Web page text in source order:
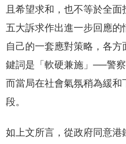
且希望求和，也不等於全
五大訴求作出進一步回應
自己的一套應對策略，各
鍵詞是「軟硬兼施」──警
而當局在社會氣氛稍為緩和
段。
如上文所言，從政府同意港